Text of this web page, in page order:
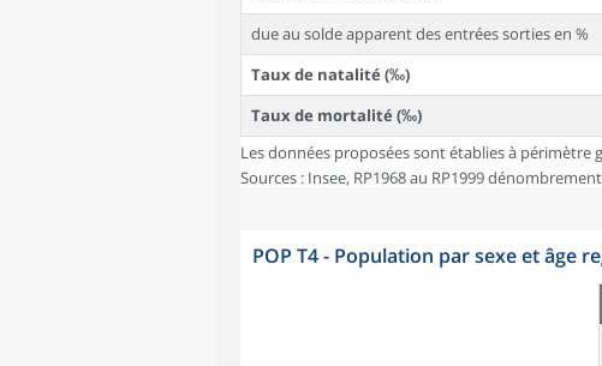
due au solde apparent des entrées sorties en %
Taux de natalité (‰)
Taux de mortalité (‰)
Les données proposées sont établies à
Sources : Insee, RP1968 au RP1999
POP T4 - Population par sexe et âge